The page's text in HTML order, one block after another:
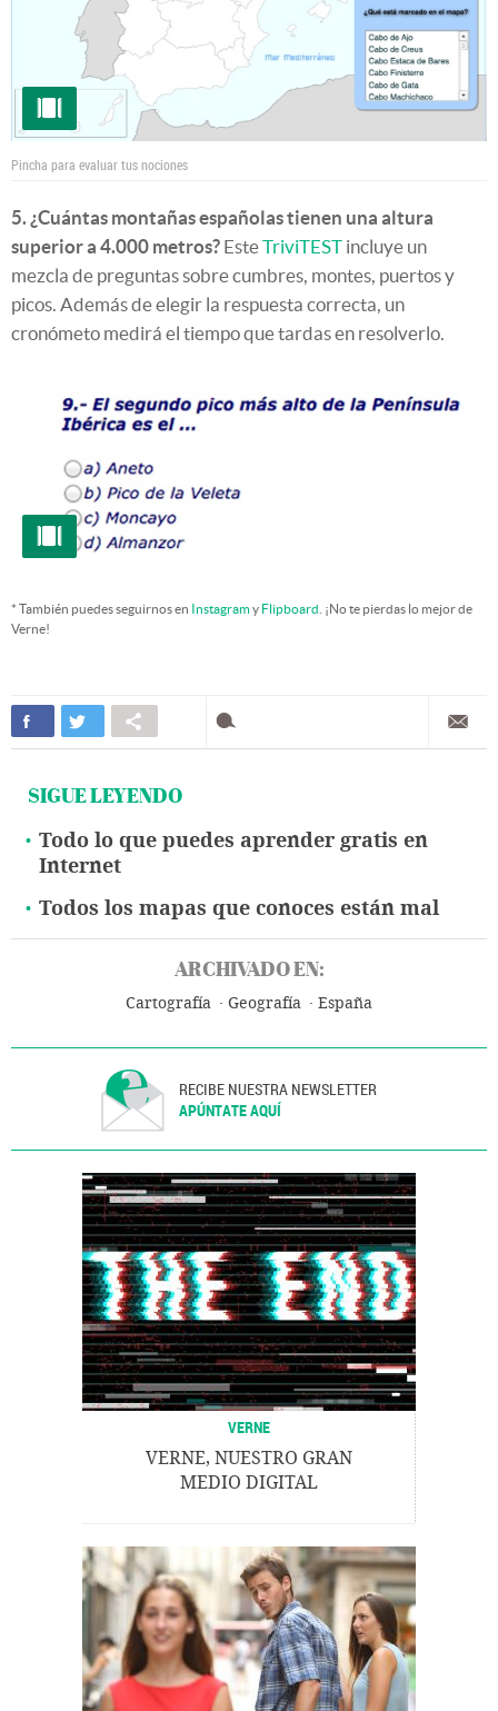
Pincha para evaluar tus nociones
5. ¿Cuántas montañas españolas tienen una altura
superior a 4.000 metros? EsteTriviTEST incluye un
mezcla de preguntas sobre cumbres, montes, puertos y
picos. Además de elegir la respuesta correcta, un
cronómeto medirá el tiempo que tardas en resolverlo.
* También puedes seguirnos en Instagramy Flipboard . ¡No te pierdas lo mejor de
Verne!
SIGUE LEYENDO
Todo lo que puedes aprender gratis en
Internet
Todos los mapas que conoces están mal
ARCHIVADO EN:
Cartografía Geografía España
RECIBE NUESTRA NEWSLETTER
APÚNTATE AQUÍ
VERNE
VERNE, NUESTRO GRAN
MEDIO DIGITAL